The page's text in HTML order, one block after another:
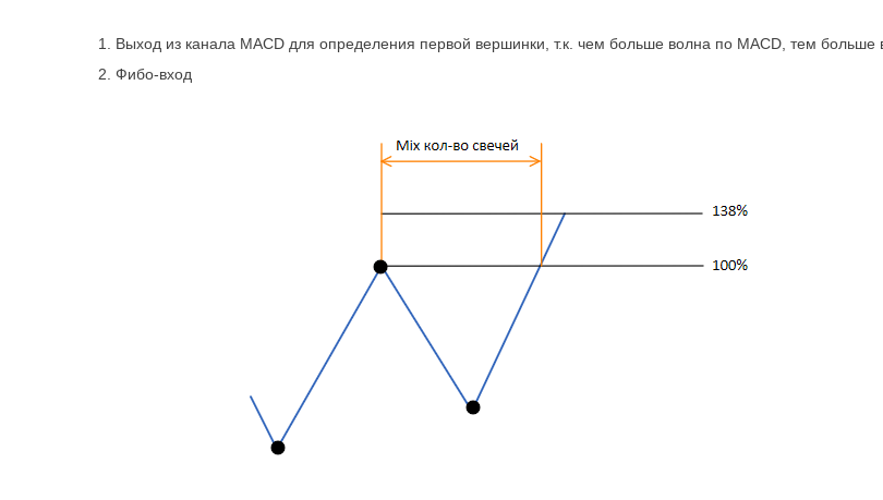
1. Выход из канала MACD для определения первой вершинки, т.к. чем больше волна по MACD, тем больше
2. Фибо-вход